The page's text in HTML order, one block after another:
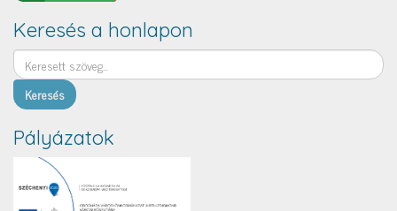
Keresés a honlapon
Keresés
Pályázatok